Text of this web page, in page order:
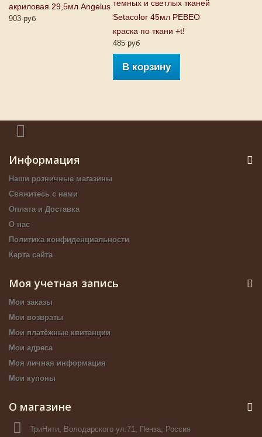
акриловая 29,5мл Angelus
903 руб
темных и светлых тканей
Setacolor 45мл PEBEO
краска по ткани +t!
485 руб
В корзину
Информация
Наши розничные магазины
Свяжитесь с нами
Оплата и Доставка
О нас
Политика конфиденциальности
Карта сайта
Моя учетная запись
Мои заказы
Мои возвраты
Мои платёжные квитанции
Мои адреса
Моя личная информация
Мои купоны
О магазине
ТриНити, Володарского ул.71, Пенза, Россия